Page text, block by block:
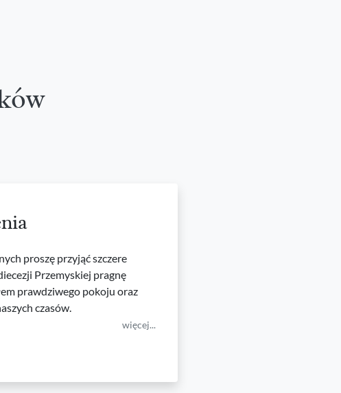
proszę przyjąć szczere
Przemyskiej pragnę
prawdziwego pokoju oraz
czasów.
więcej...